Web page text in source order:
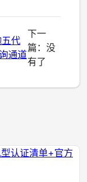
代
通道
下一
篇：没
有了